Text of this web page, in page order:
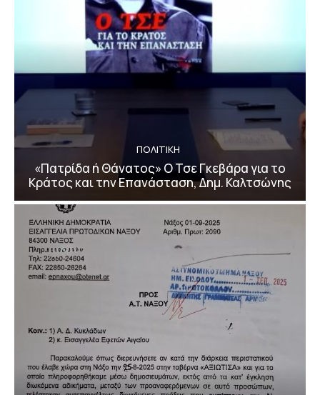
ΠΟΛΙΤΙΚΗ
«Πατρίδα ή Θάνατος» Ο Τσε Γκεβάρα για το
Κράτος και την Επανάσταση, Δημ. Καλτσώνης